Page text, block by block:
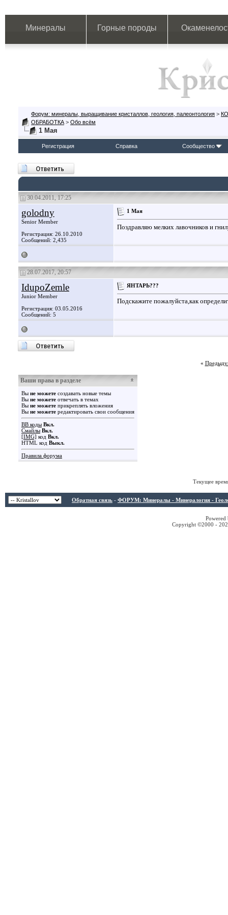
Минералы Горные породы
Форум: минералы, выращивание кристаллов, геология, палеонтология >
ОБРАБОТКА > Обо всём
1 Мая
Регистрация Справка Сообщество
30.04.2011, 17:25
golodny
Senior Member
Регистрация: 26.10.2010
Сообщений: 2,435
1 Мая
Поздравляю мелких лавочников и
28.07.2017, 20:57
IdupoZemle
Junior Member
Регистрация: 03.05.2016
Сообщений: 5
ЯНТАРЬ???
Подскажите пожалуйста,как
«
Ваши права в разделе
Вы не можете создавать новые темы
Вы не можете отвечать в темах
Вы не можете прикреплять вложения
Вы не можете редактировать свои сообщения
BB коды Вкл.
Смайлы Вкл.
[IMG] код Вкл.
HTML код Выкл.
Правила форума
Текущее
Обратная связь - ФОРУМ: Минералы - Минералогия -
Copyright ©2000 -